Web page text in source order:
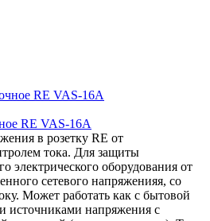
RE VAS-16A
в розетку RE от
тока. Для защиты
электрического оборудования от
сетевого напряженияя, со
Может работать как с бытовой
источниками напряжения с